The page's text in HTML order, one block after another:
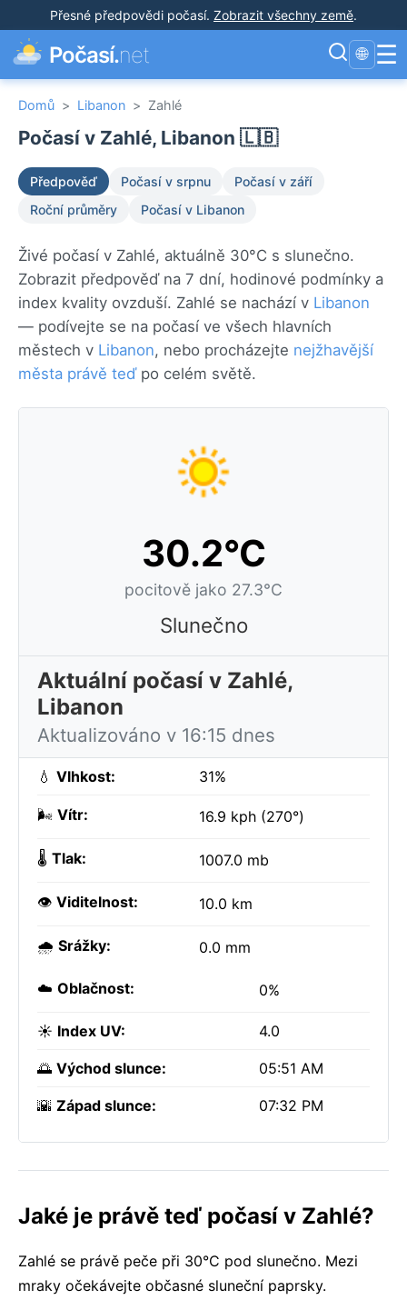
Přesné předpovědi počasí. Zobrazit všechny země.
Počasí.net 🌐 ☰
Domů > Libanon > Zahlé
Počasí v Zahlé, Libanon 🇱🇧
Předpověď Počasí v srpnu
Počasí v září
Roční průměry
Počasí v Libanon
Živé počasí v Zahlé, aktuálně 30°C s slunečno.
Zobrazit předpověď na 7 dní, hodinové podmínky a
index kvality ovzduší. Zahlé se nachází v Libanon
— podívejte se na počasí ve všech hlavních
městech v Libanon, nebo procházejte nejžhavější
města právě teďpo celém světě.
30.2°C
pocitově jako 27.3°C
Slunečno
Aktuální počasí v Zahlé,
Libanon
Aktualizováno v 16:15 dnes
💧 Vlhkost: 31%
🌬️ Vítr: 16.9 kph (270°)
🌡️ Tlak: 1007.0 mb
👁️ Viditelnost: 10.0 km
🌧️ Srážky: 0.0 mm
☁️ Oblačnost: 0%
☀️ Index UV: 4.0
🌅 Východ slunce: 05:51 AM
🌇 Západ slunce: 07:32 PM
Jaké je právě teď počasí v Zahlé?
Zahlé se právě peče při 30°C pod slunečno. Mezi
mraky očekávejte občasné sluneční paprsky.